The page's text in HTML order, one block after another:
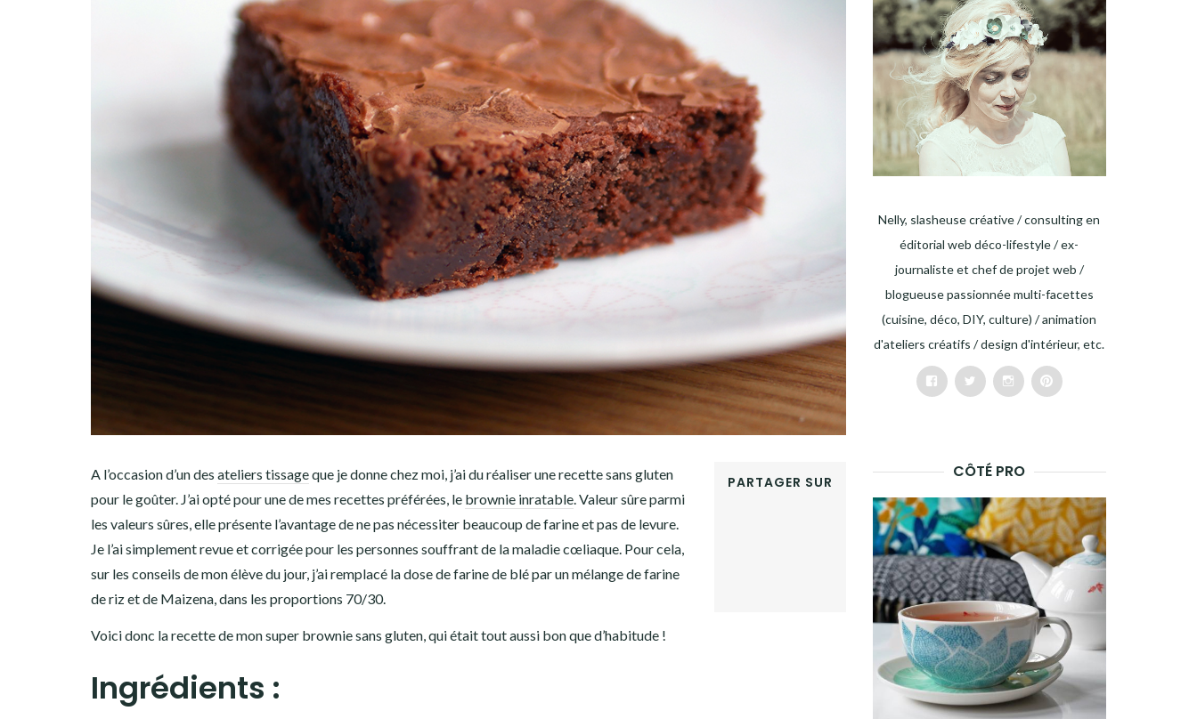
PARTAGER SUR
A l’occasion d’un des ateliers tissageque je donne chez moi, j’ai du réaliser une recette sans gluten
pour le goûter. J’ai opté pour une de mes recettes préférées, le brownie inratable . Valeur sûre parmi
les valeurs sûres, elle présente l’avantage de ne pas nécessiter beaucoup de farine et pas de levure.
Je l’ai simplement revue et corrigée pour les personnes souffrant de la maladie cœliaque. Pour cela,
sur les conseils de mon élève du jour, j’ai remplacé la dose de farine de blé par un mélange de farine
de riz et de Maizena, dans les proportions 70/30.
Voici donc la recette de mon super brownie sans gluten, qui était tout aussi bon que d’habitude !
Ingrédients :
Nelly, slasheuse créative / consulting en
éditorial web déco-lifestyle / ex-
journaliste et chef de projet web /
blogueuse passionnée multi-facettes
(cuisine, déco, DIY, culture) / animation
d'ateliers créatifs / design d'intérieur, etc.
FacebookTwitter InstagramPinterest
CÔTÉ PRO